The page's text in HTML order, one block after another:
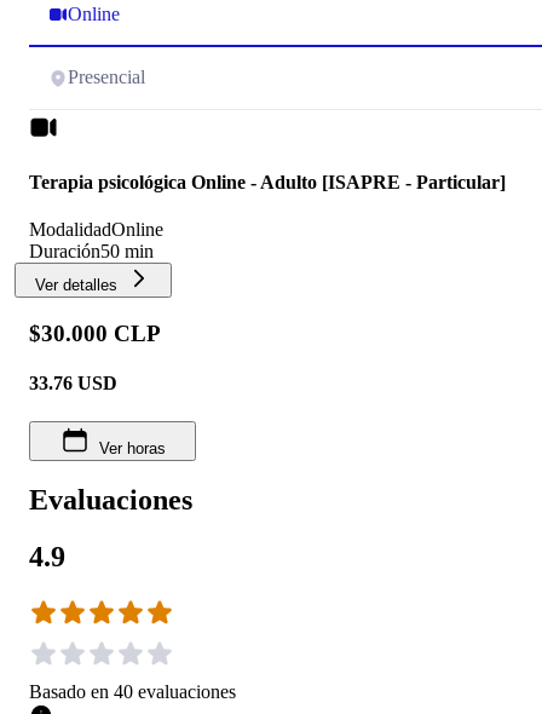
Online
Presencial
Terapia psicológica Online - Adulto [ISAPRE - Particular]
ModalidadOnline
Duración50 min
Ver detalles
$30.000 CLP
33.76 USD
Ver horas
Evaluaciones
4.9
Basado en 40 evaluaciones